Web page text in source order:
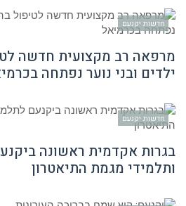
חדשות יקנעם
מרפאה רב מקצועית חדשה
ילדים ובני נוער נפתחה
חדשות יקנעם
בגרות אקדמית ראשונה
ותלמידי מגמת התיאטרון